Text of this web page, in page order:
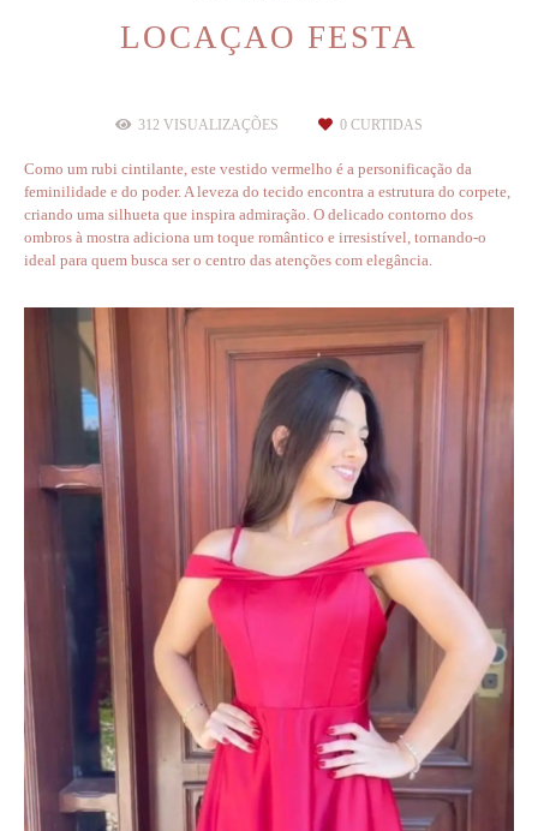
LOCAÇAO FESTA
312 VISUALIZAÇÕES 0 CURTIDAS
Como um rubi cintilante, este vestido vermelho é a personificação da
feminilidade e do poder. A leveza do tecido encontra a estrutura do corpete,
criando uma silhueta que inspira admiração. O delicado contorno dos
ombros à mostra adiciona um toque romântico e irresistível, tornando-o
ideal para quem busca ser o centro das atenções com elegância.